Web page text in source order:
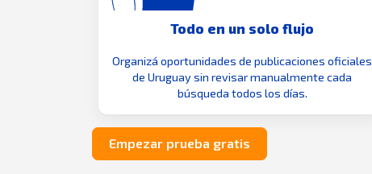
Todo en un solo flujo
Organizá oportunidades de publicaciones oficiales
de Uruguay sin revisar manualmente cada
búsqueda todos los días.
Empezar prueba gratis